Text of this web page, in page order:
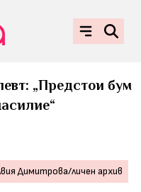
„Предстои бум
Димитрова/личен архив